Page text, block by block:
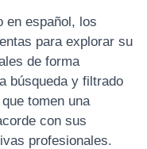
en español, los
para explorar su
de forma
búsqueda y filtrado
tomen una
con sus
profesionales.